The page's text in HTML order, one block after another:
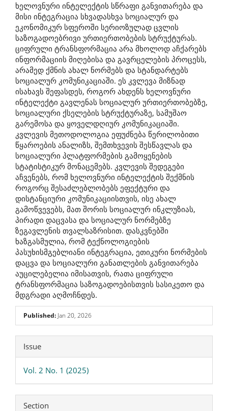
ხელოვნური ინტელექტის სწრაფი განვითარება და
მისი ინტეგრაცია სხვადასხვა სოციალურ და
ეკონომიკურ სფეროში სერიოზულად ცვლის
საზოგადოებრივი ურთიერთობების სტრუქტურას.
ციფრული ტრანსფორმაცია არა მხოლოდ აჩქარებს
ინფორმაციის მიღებისა და გავრცელების პროცესს,
არამედ ქმნის ახალ ნორმებს და სტანდარტებს
სოციალურ კომუნიკაციაში. ეს კვლევა მიზნად
ისახავს შეფასდეს, როგორ ახდენს ხელოვნური
ინტელექტი გავლენას სოციალურ ურთიერთობებზე,
სოციალური ქსელების სტრუქტურაზე, სამუშაო
გარემოსა და ყოველდღიურ კომუნიკაციაში.
კვლევის მეთოდოლოგია ეფუძნება წერილობითი
წყაროების ანალიზს, შემთხვევის შესწავლას და
სოციალური პლატფორმების გამოყენების
სტატისტიკურ მონაცემებს. კვლევის შედეგები
აჩვენებს, რომ ხელოვნური ინტელექტის შექმნის
როგორც შესაძლებლობებს ეფექტური და
დისტანციური კომუნიკაციისთვის, ისე ახალ
გამოწვევებს, მათ შორის სოციალურ ინკლუზიას,
პირადი დაცვასა და სოციალურ ნორმებზე
ზეგავლენის თვალსაზრისით. დასკვნებში
ხაზგასმულია, რომ ტექნოლოგიების
პასუხისმგებლიანი ინტეგრაცია, ეთიკური ნორმების
დაცვა და სოციალური განათლების განვითარება
აუცილებელია იმისათვის, რათა ციფრული
ტრანსფორმაცია საზოგადოებისთვის სასიკეთო და
მდგრადი აღმოჩნდეს.
Published: Jan 20, 2026
Article
Details
Issue
Vol. 2 No. 1 (2025)
Section